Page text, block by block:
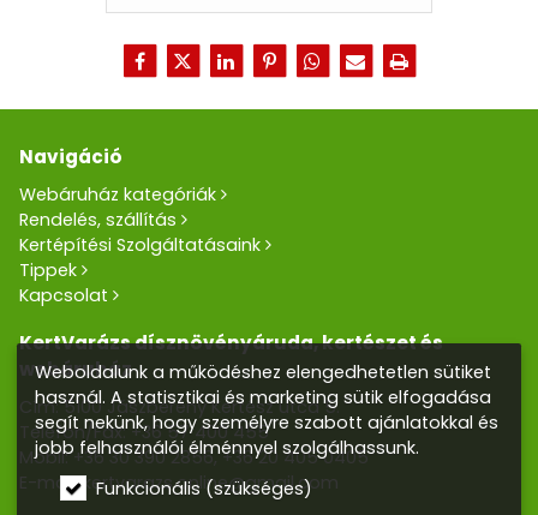
Navigáció
Webáruház kategóriák
Rendelés, szállítás
Kertépítési Szolgáltatásaink
Tippek
Kapcsolat
KertVarázs dísznövényáruda, kertészet és
webáruház
Cím: 5100 Jászberény Kertész utca 5.
Telefon/Fax: +36 57 400 455
Mobil:+36 30 390 2856,+36 20 405 0405
E-mail:kertvarazs.online@gmail.com
Weboldalunk a működéshez elengedhetetlen sütiket
használ. A statisztikai és marketing sütik elfogadása
segít nekünk, hogy személyre szabott ajánlatokkal és
jobb felhasználói élménnyel szolgálhassunk.
Funkcionális (szükséges)